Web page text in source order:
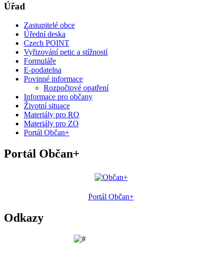
Úřad
Zastupitelé obce
Úřední deska
Czech POINT
Vyřizování petic a stížností
Formuláře
E-podatelna
Povinné informace
Rozpočtové opatření
Informace pro občany
Životní situace
Materiály pro RO
Materiály pro ZO
Portál Občan+
Portál Občan+
Portál Občan+
Odkazy